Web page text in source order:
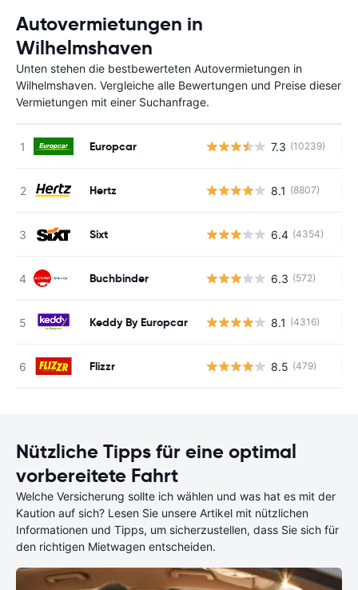
Autovermietungen in
Wilhelmshaven
Unten stehen die bestbewerteten Autovermietungen in
Wilhelmshaven. Vergleiche alle Bewertungen und Preise dieser
Vermietungen mit einer Suchanfrage.
Europcar 7.3 (10239)
Hertz 8.1 (8807)
Sixt 6.4 (4354)
Buchbinder 6.3 (572)
Keddy By Europcar 8.1 (4316)
Flizzr 8.5 (479)
Nützliche Tipps für eine optimal
vorbereitete Fahrt
Welche Versicherung sollte ich wählen und was hat es mit der
Kaution auf sich? Lesen Sie unsere Artikel mit nützlichen
Informationen und Tipps, um sicherzustellen, dass Sie sich für
den richtigen Mietwagen entscheiden.